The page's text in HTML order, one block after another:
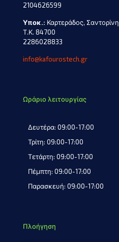
2104626599
Υποκ.: Καρτεράδος, Σαντορίνη
Τ.Κ. 84700
2286028833
info@kafourostech.gr
Ωράριο λειτουργίας
Δευτέρα: 09:00-17:00
Τρίτη: 09:00-17:00
Τετάρτη: 09:00-17:00
Πέμπτη: 09:00-17:00
Παρασκευή: 09:00-17:00
Πλοήγηση